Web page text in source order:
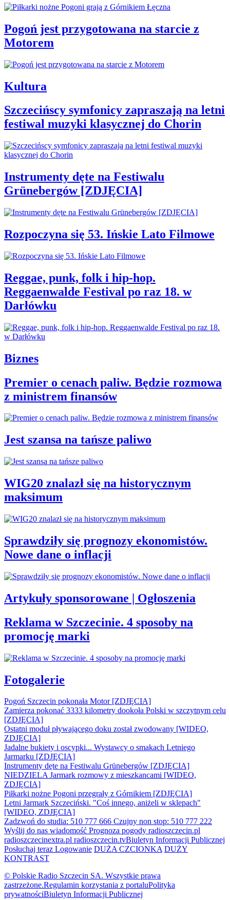
Pogoń jest przygotowana na starcie z
Motorem
Kultura
Szczecińscy symfonicy zapraszają na letni
festiwal muzyki klasycznej do Chorin
Instrumenty dęte na Festiwalu
Grünebergów [ZDJĘCIA]
Rozpoczyna się 53. Ińskie Lato Filmowe
Reggae, punk, folk i hip-hop.
Reggaenwalde Festival po raz 18. w
Darłówku
Biznes
Premier o cenach paliw. Będzie rozmowa
z ministrem finansów
Jest szansa na tańsze paliwo
WIG20 znalazł się na historycznym
maksimum
Sprawdziły się prognozy ekonomistów.
Nowe dane o inflacji
Artykuły sponsorowane | Ogłoszenia
Reklama w Szczecinie. 4 sposoby na
promocję marki
Fotogalerie
Pogoń Szczecin pokonała Motor [ZDJĘCIA]
Zamierza pokonać 3333 kilometry dookoła Polski w szczytnym celu
[ZDJĘCIA]
Ostatni moduł pływającego doku został zwodowany [WIDEO,
ZDJĘCIA]
Jadalne bukiety i oscypki... Wystawcy o smakach Letniego
Jarmarku [ZDJĘCIA]
Instrumenty dęte na Festiwalu Grünebergów [ZDJĘCIA]
NIEDZIELA Jarmark rozmowy z mieszkancami [WIDEO,
ZDJĘCIA]
Piłkarki nożne Pogoni przegrały z Górnikiem [ZDJĘCIA]
Letni Jarmark Szczeciński. "Coś innego, aniżeli w sklepach"
[WIDEO, ZDJĘCIA]
Zadzwoń do studia: 510 777 666 Czujny non stop: 510 777 222
Wyślij do nas wiadomość Prognoza pogody radioszczecin.pl
radioszczecinextra.pl radioszczecin.tvBiuletyn Informacji Publicznej
Posłuchaj teraz Logowanie DUŻA CZCIONKA DUŻY
KONTRAST
© Polskie Radio Szczecin SA. Wszystkie prawa
zastrzeżone.Regulamin korzystania z portaluPolityka
prywatnościBiuletyn Informacji Publicznej